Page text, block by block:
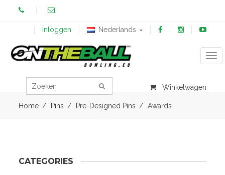
Inloggen Nederlands
Winkelwagen
Home Pins Pre-Designed Pins Awards
CATEGORIES